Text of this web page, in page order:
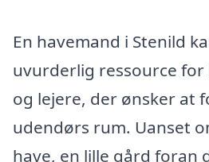
En havemand i Stenild
uvurderlig ressource for
og lejere, der ønsker at
udendørs rum. Uanset
have, en lille gård foran